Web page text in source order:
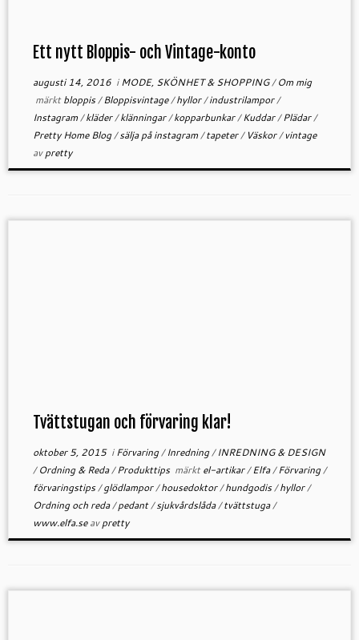
Ett nytt Bloppis- och Vintage-konto
augusti 14, 2016iMODE, SKÖNHET & SHOPPING/Om mig
märktbloppis/Bloppisvintage/hyllor/industrilampor/
Instagram/kläder/klänningar/kopparbunkar/Kuddar/Plädar/
Pretty Home Blog/sälja på instagram/tapeter/ Väskor/vintage
avpretty
Tvättstugan och förvaring klar!
oktober 5, 2015iFörvaring/Inredning/INREDNING & DESIGN
/Ordning & Reda/Produkttips märktel-artikar/Elfa/Förvaring/
förvaringstips/glödlampor/housedoktor/hundgodis/hyllor/
Ordning och reda/pedant/sjukvårdslåda/tvättstuga/
www.elfa.seavpretty